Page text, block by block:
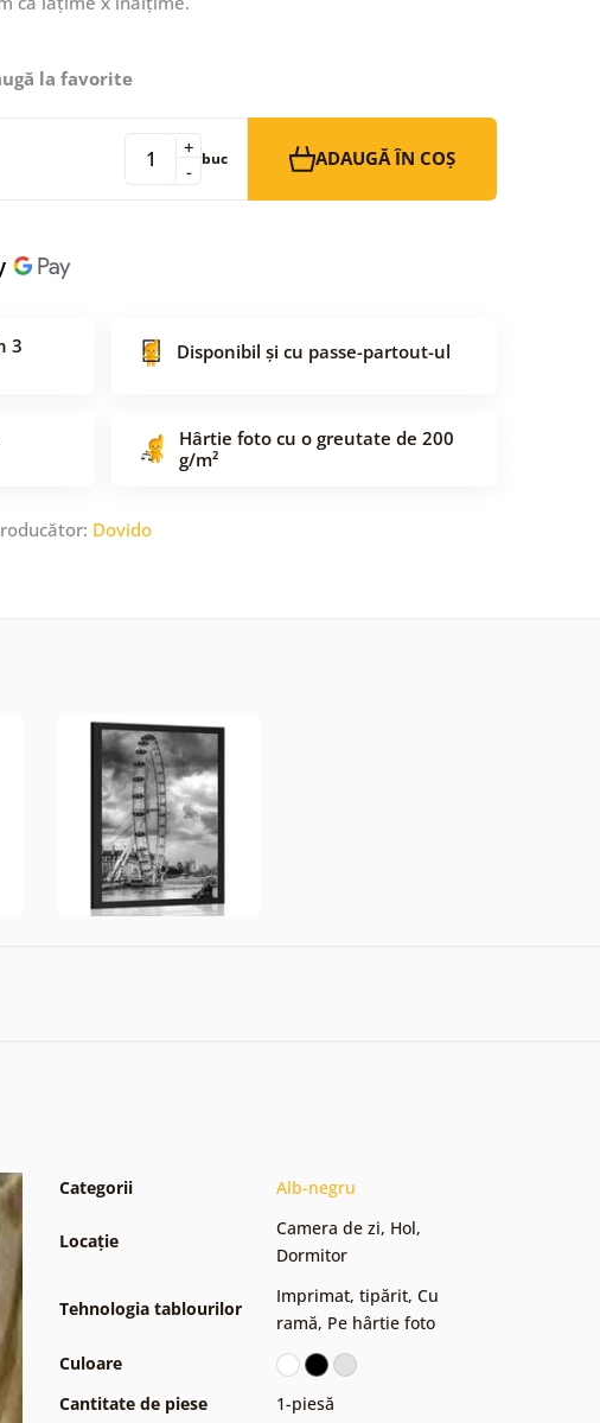
la favorite
-
+ buc ADAUGĂ ÎN COȘ
3
Disponibil și cu passe-partout-ul
Hârtie foto cu o greutate de 200
g/m²
Dovido
Categorii Alb-negru
Locație
Camera de zi, Hol,
Dormitor
Tehnologia tablourilor
Imprimat, tipărit, Cu
ramă, Pe hârtie foto
Culoare
Cantitate de piese
1-piesă